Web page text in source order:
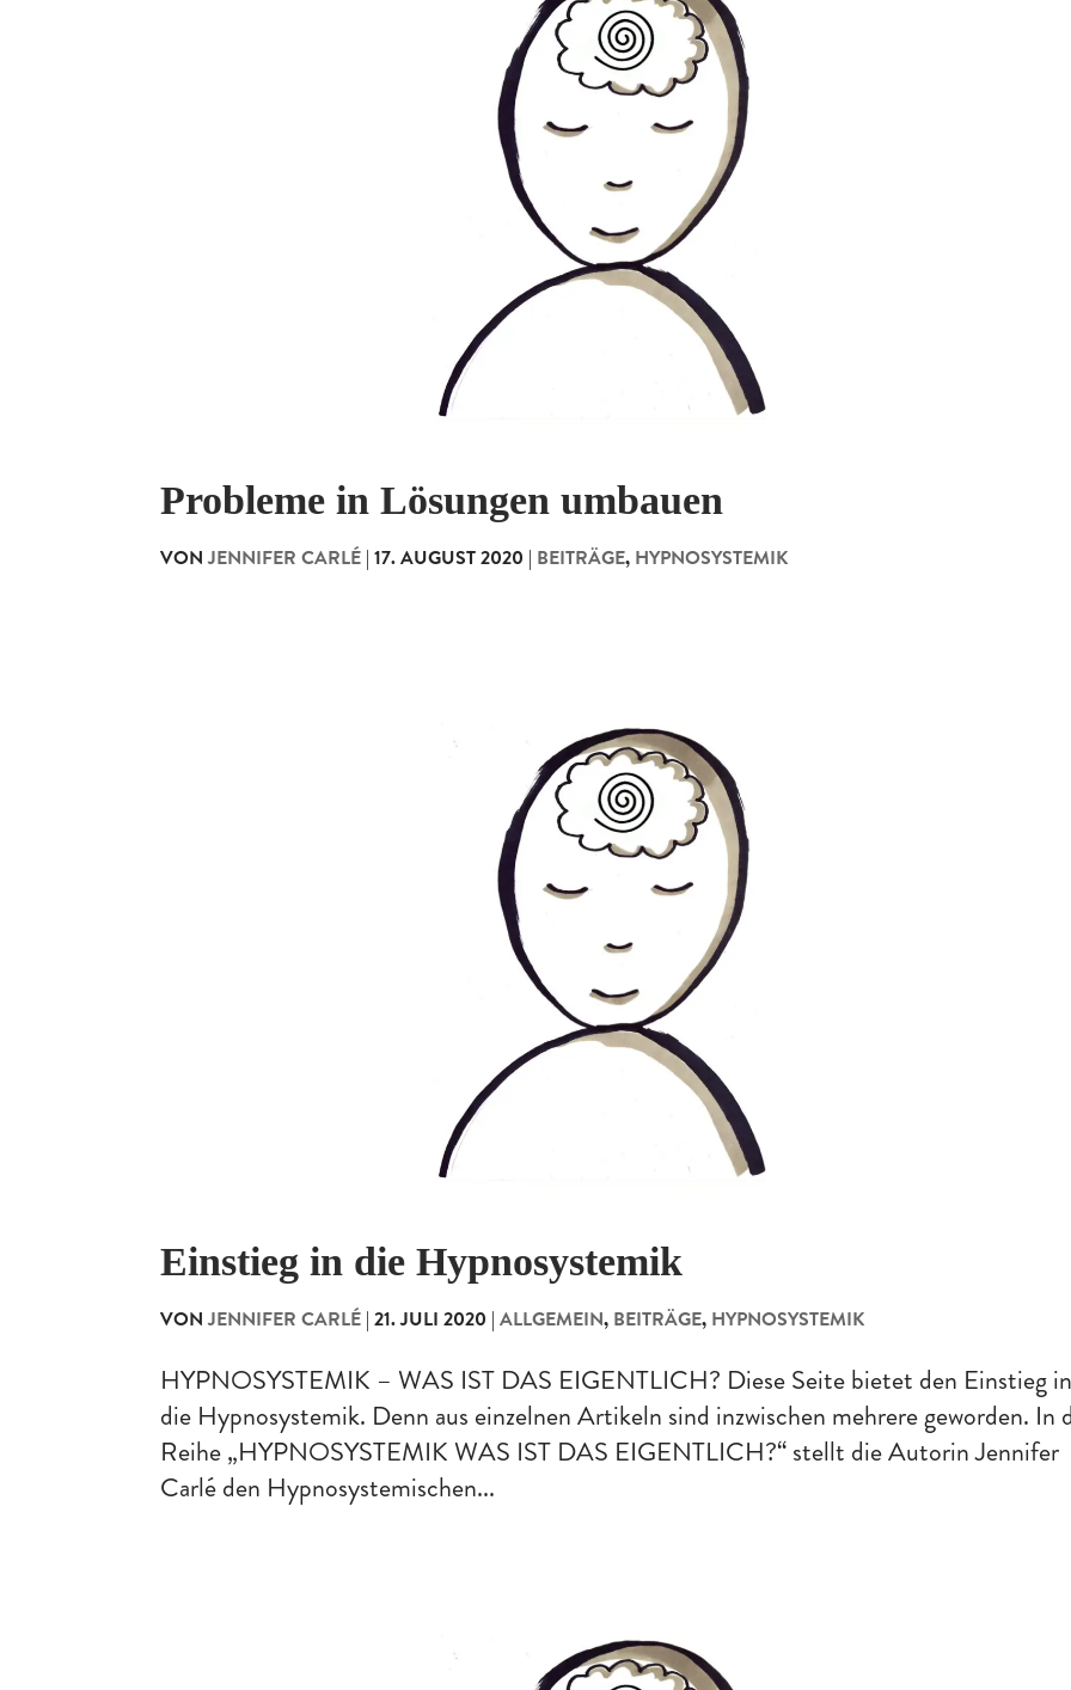
Probleme in Lösungen umbauen
VONJENNIFER CARLÉ |17. AUGUST 2020 | BEITRÄGE, HYPNOSYSTEMIK
Einstieg in die Hypnosystemik
VONJENNIFER CARLÉ |21. JULI 2020 |ALLGEMEIN, BEITRÄGE, HYPNOSYSTEMIK
HYPNOSYSTEMIK – WAS IST DAS EIGENTLICH? Diese Seite bietet den Einstieg in
die Hypnosystemik. Denn aus einzelnen Artikeln sind inzwischen mehrere geworden. In
Reihe „HYPNOSYSTEMIK WAS IST DAS EIGENTLICH?“ stellt die Autorin Jennifer
Carlé den Hypnosystemischen...